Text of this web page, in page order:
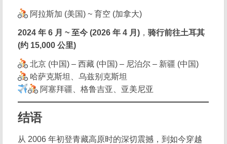
阿拉斯加 (美国) ~ 育空 (加拿大)
2024 年 6 月 ~ 至今 (2026 年 4 月) ，骑行前往土耳其
(约 15,000 公里)
北京 (中国) – 西藏 (中国) – 尼泊尔 – 新疆 (中国)
哈萨克斯坦、乌兹别克斯坦
阿塞拜疆、格鲁吉亚、亚美尼亚
结语
从 2006 年初登青藏高原时的深切震撼，到如今穿越